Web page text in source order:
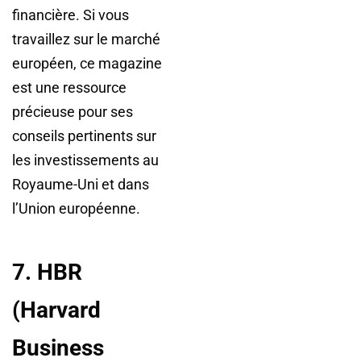
financière. Si vous
travaillez sur le marché
européen, ce magazine
est une ressource
précieuse pour ses
conseils pertinents sur
les investissements au
Royaume-Uni et dans
l’Union européenne.
7. HBR
(Harvard
Business